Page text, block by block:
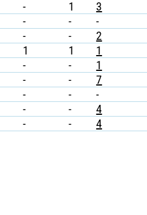
- 1 3
- - -
- - 2
1 1 1
- - 1
- - 7
- - -
- - 4
- - 4